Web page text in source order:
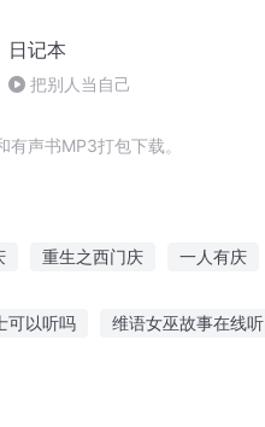
日记本
把别人当自己
声书MP3打包下载。
重生之西门庆 一人有庆
可以听吗 维语女巫故事在线听